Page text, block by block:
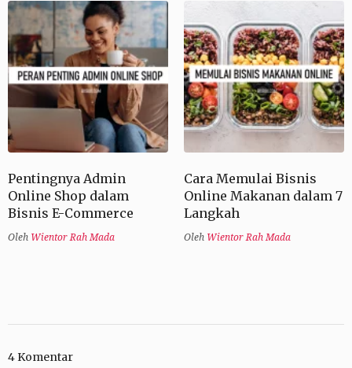
Pentingnya Admin
Online Shop dalam
Bisnis E-Commerce
Oleh Wientor Rah Mada
Cara Memulai Bisnis
Online Makanan dalam 7
Langkah
Oleh Wientor Rah Mada
4 Komentar